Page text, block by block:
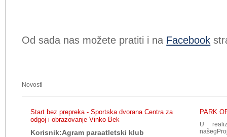
Od sada nas možete pratiti i na Facebook
Novosti
Start bez prepreka - Sportska dvorana Centra za
odgoj i obrazovanje Vinko Bek
Korisnik:Agram paraatletski klub
PARK
U